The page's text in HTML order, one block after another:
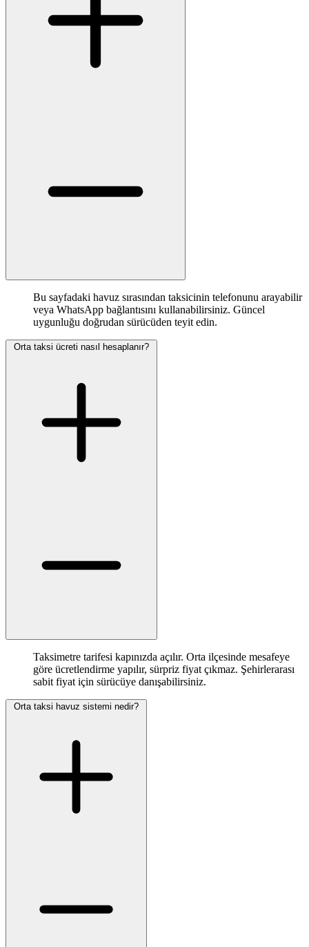
Bu sayfadaki havuz sırasından taksicinin telefonunu arayabilir
veya WhatsApp bağlantısını kullanabilirsiniz. Güncel
uygunluğu doğrudan sürücüden teyit edin.
Orta taksi ücreti nasıl hesaplanır?
Taksimetre tarifesi kapınızda açılır. Orta ilçesinde mesafeye
göre ücretlendirme yapılır, sürpriz fiyat çıkmaz. Şehirlerarası
sabit fiyat için sürücüye danışabilirsiniz.
Orta taksi havuz sistemi nedir?